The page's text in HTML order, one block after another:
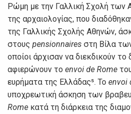
Ρώμη με την Γαλλική Σχολή των
της αρχαιολογίας, που
της Γαλλικής Σχολής Αθηνών,
στους pensionnaires στη Βίλα
οποίοι άρχισαν να διεκδικούν
αφιερώνουν το envoi de Rome
ευρήματα της Ελλάδας⁵. Το envoi
υποχρεωτική άσκηση των
Rome κατά τη διάρκεια της